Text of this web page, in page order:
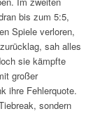
bis zum 5:5,
Spiele verloren,
sah alles
sie kämpfte
großer
ihre Fehlerquote.
sondern